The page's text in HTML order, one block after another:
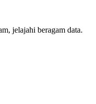
jelajahi beragam data.